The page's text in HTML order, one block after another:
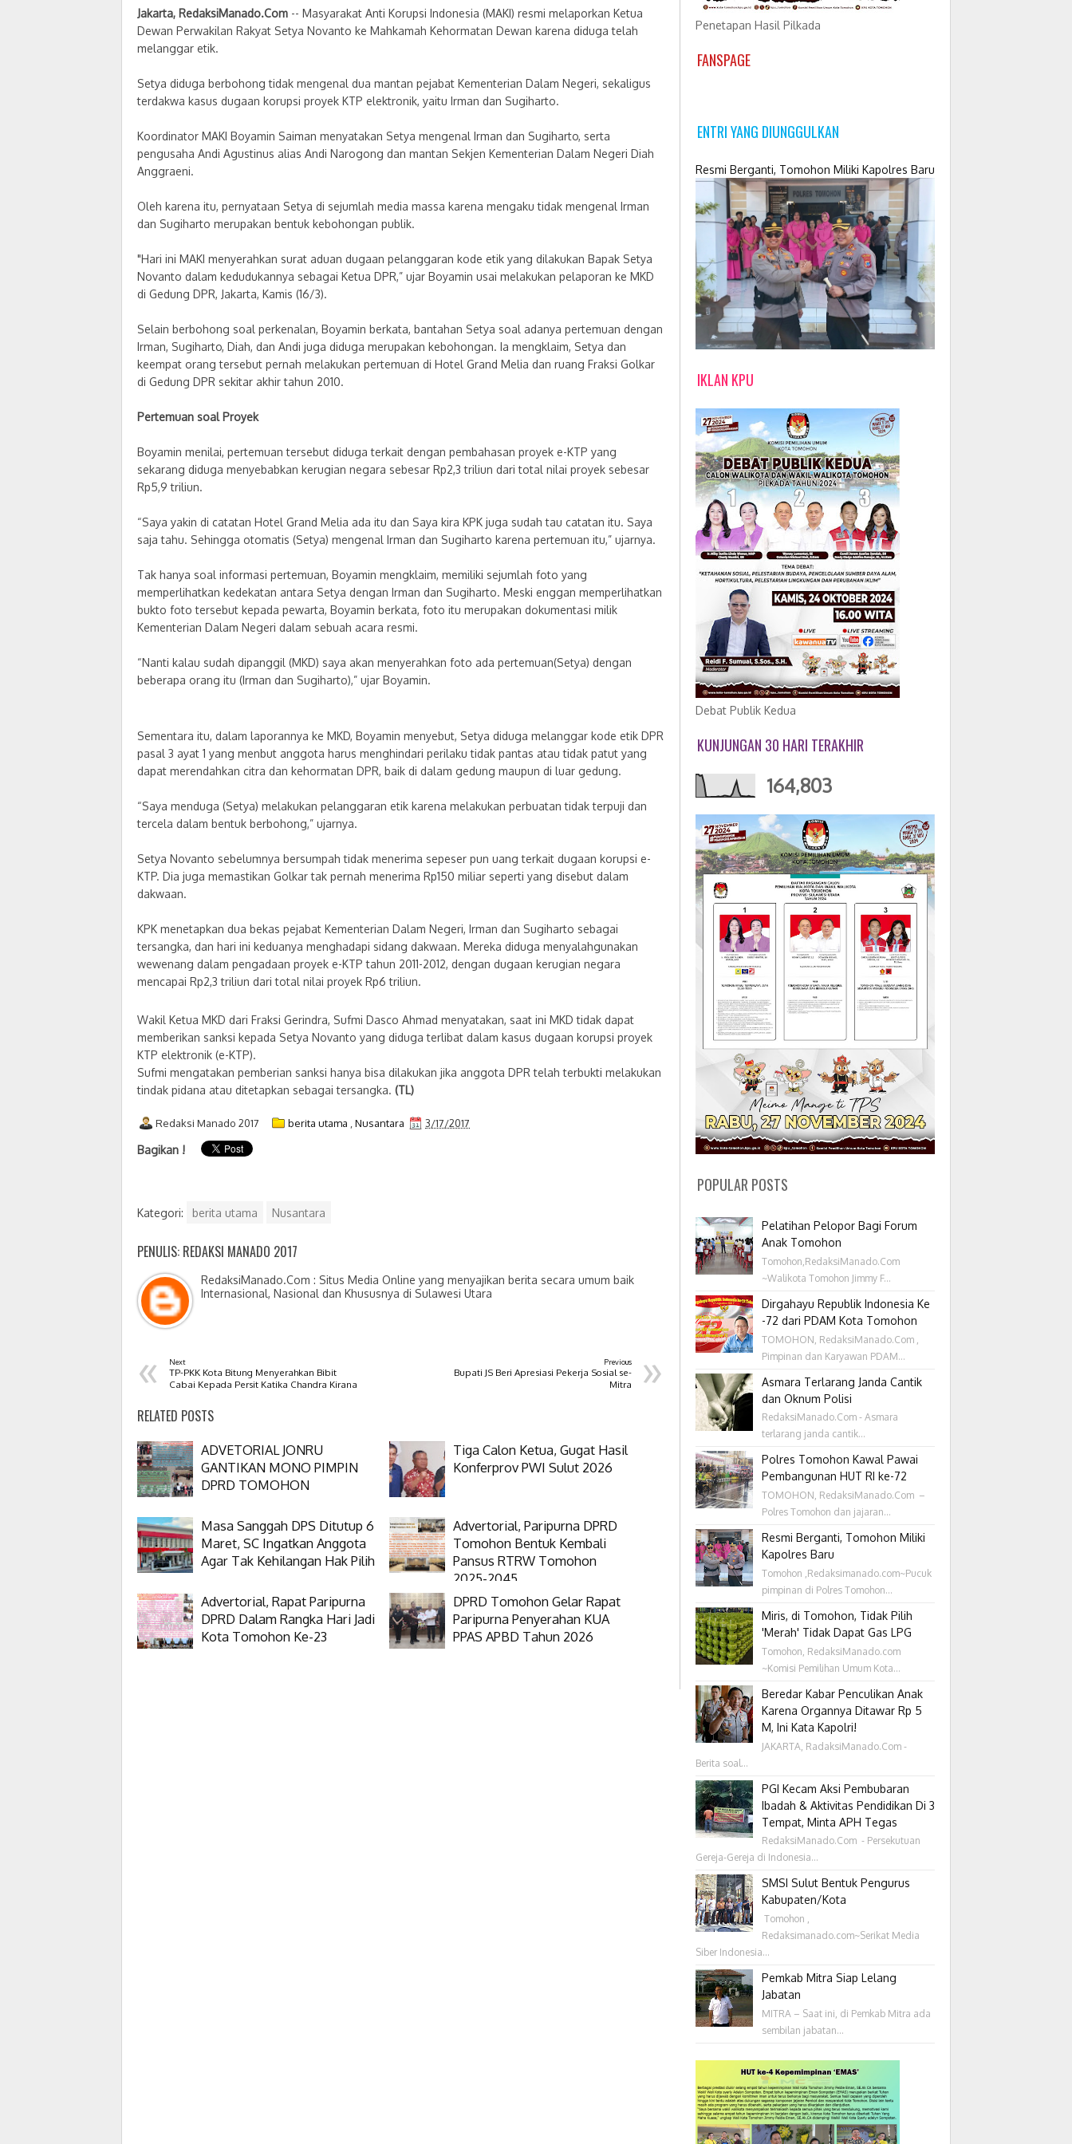
Jakarta, RedaksiManado.Com -- Masyarakat Anti Korupsi Indonesia (MAKI) resmi melaporkan Ketua
Dewan Perwakilan Rakyat Setya Novanto ke Mahkamah Kehormatan Dewan karena diduga telah
melanggar etik.
Setya diduga berbohong tidak mengenal dua mantan pejabat Kementerian Dalam Negeri, sekaligus
terdakwa kasus dugaan korupsi proyek KTP elektronik, yaitu Irman dan Sugiharto.
Koordinator MAKI Boyamin Saiman menyatakan Setya mengenal Irman dan Sugiharto, serta
pengusaha Andi Agustinus alias Andi Narogong dan mantan Sekjen Kementerian Dalam Negeri Diah
Anggraeni.
Oleh karena itu, pernyataan Setya di sejumlah media massa karena mengaku tidak mengenal Irman
dan Sugiharto merupakan bentuk kebohongan publik.
"Hari ini MAKI menyerahkan surat aduan dugaan pelanggaran kode etik yang dilakukan Bapak Setya
Novanto dalam kedudukannya sebagai Ketua DPR,” ujar Boyamin usai melakukan pelaporan ke MKD
di Gedung DPR, Jakarta, Kamis (16/3).
Selain berbohong soal perkenalan, Boyamin berkata, bantahan Setya soal adanya pertemuan dengan
Irman, Sugiharto, Diah, dan Andi juga diduga merupakan kebohongan. Ia mengklaim, Setya dan
keempat orang tersebut pernah melakukan pertemuan di Hotel Grand Melia dan ruang Fraksi Golkar
di Gedung DPR sekitar akhir tahun 2010.
Pertemuan soal Proyek
Boyamin menilai, pertemuan tersebut diduga terkait dengan pembahasan proyek e-KTP yang
sekarang diduga menyebabkan kerugian negara sebesar Rp2,3 triliun dari total nilai proyek sebesar
Rp5,9 triliun.
“Saya yakin di catatan Hotel Grand Melia ada itu dan Saya kira KPK juga sudah tau catatan itu. Saya
saja tahu. Sehingga otomatis (Setya) mengenal Irman dan Sugiharto karena pertemuan itu,” ujarnya.
Tak hanya soal informasi pertemuan, Boyamin mengklaim, memiliki sejumlah foto yang
memperlihatkan kedekatan antara Setya dengan Irman dan Sugiharto. Meski enggan memperlihatkan
bukto foto tersebut kepada pewarta, Boyamin berkata, foto itu merupakan dokumentasi milik
Kementerian Dalam Negeri dalam sebuah acara resmi.
“Nanti kalau sudah dipanggil (MKD) saya akan menyerahkan foto ada pertemuan(Setya) dengan
beberapa orang itu (Irman dan Sugiharto),” ujar Boyamin.
Sementara itu, dalam laporannya ke MKD, Boyamin menyebut, Setya diduga melanggar kode etik DPR
pasal 3 ayat 1 yang menbut anggota harus menghindari perilaku tidak pantas atau tidak patut yang
dapat merendahkan citra dan kehormatan DPR, baik di dalam gedung maupun di luar gedung.
“Saya menduga (Setya) melakukan pelanggaran etik karena melakukan perbuatan tidak terpuji dan
tercela dalam bentuk berbohong,” ujarnya.
Setya Novanto sebelumnya bersumpah tidak menerima sepeser pun uang terkait dugaan korupsi e-
KTP. Dia juga memastikan Golkar tak pernah menerima Rp150 miliar seperti yang disebut dalam
dakwaan.
KPK menetapkan dua bekas pejabat Kementerian Dalam Negeri, Irman dan Sugiharto sebagai
tersangka, dan hari ini keduanya menghadapi sidang dakwaan. Mereka diduga menyalahgunakan
wewenang dalam pengadaan proyek e-KTP tahun 2011-2012, dengan dugaan kerugian negara
mencapai Rp2,3 triliun dari total nilai proyek Rp6 triliun.
Wakil Ketua MKD dari Fraksi Gerindra, Sufmi Dasco Ahmad menyatakan, saat ini MKD tidak dapat
memberikan sanksi kepada Setya Novanto yang diduga terlibat dalam kasus dugaan korupsi proyek
KTP elektronik (e-KTP).
Sufmi mengatakan pemberian sanksi hanya bisa dilakukan jika anggota DPR telah terbukti melakukan
tindak pidana atau ditetapkan sebagai tersangka. (TL)
Redaksi Manado 2017 berita utama ,Nusantara 3/17/2017
Bagikan !
Kategori: berita utama Nusantara
PENULIS: REDAKSI MANADO 2017
RedaksiManado.Com : Situs Media Online yang menyajikan berita secara umum baik
Internasional, Nasional dan Khususnya di Sulawesi Utara
« Next
TP-PKK Kota Bitung Menyerahkan Bibit
Cabai Kepada Persit Katika Chandra Kirana
»
Previous
Bupati JS Beri Apresiasi Pekerja Sosial se-
Mitra
RELATED POSTS
ADVETORIAL JONRU
GANTIKAN MONO PIMPIN
DPRD TOMOHON
Tiga Calon Ketua, Gugat Hasil
Konferprov PWI Sulut 2026
Masa Sanggah DPS Ditutup 6
Maret, SC Ingatkan Anggota
Agar Tak Kehilangan Hak Pilih
Advertorial, Paripurna DPRD
Tomohon Bentuk Kembali
Pansus RTRW Tomohon
2025-2045
Advertorial, Rapat Paripurna
DPRD Dalam Rangka Hari Jadi
Kota Tomohon Ke-23
DPRD Tomohon Gelar Rapat
Paripurna Penyerahan KUA
PPAS APBD Tahun 2026
Penetapan Hasil Pilkada
FANSPAGE
ENTRI YANG DIUNGGULKAN
Resmi Berganti, Tomohon Miliki Kapolres Baru
IKLAN KPU
Debat Publik Kedua
KUNJUNGAN 30 HARI TERAKHIR
164,803
POPULAR POSTS
Pelatihan Pelopor Bagi Forum
Anak Tomohon
Tomohon,RedaksiManado.Com
~Walikota Tomohon Jimmy F...
Dirgahayu Republik Indonesia Ke
-72 dari PDAM Kota Tomohon
TOMOHON, RedaksiManado.Com ,
Pimpinan dan Karyawan PDAM...
Asmara Terlarang Janda Cantik
dan Oknum Polisi
RedaksiManado.Com - Asmara
terlarang janda cantik...
Polres Tomohon Kawal Pawai
Pembangunan HUT RI ke-72
TOMOHON, RedaksiManado.Com –
Polres Tomohon dan jajaran...
Resmi Berganti, Tomohon Miliki
Kapolres Baru
Tomohon ,Redaksimanado.com~Pucuk
pimpinan di Polres Tomohon...
Miris, di Tomohon, Tidak Pilih
'Merah' Tidak Dapat Gas LPG
Tomohon, RedaksiManado.com
~Komisi Pemilihan Umum Kota...
Beredar Kabar Penculikan Anak
Karena Organnya Ditawar Rp 5
M, Ini Kata Kapolri!
JAKARTA, RadaksiManado.Com -
Berita soal...
PGI Kecam Aksi Pembubaran
Ibadah & Aktivitas Pendidikan Di 3
Tempat, Minta APH Tegas
RedaksiManado.Com - Persekutuan
Gereja-Gereja di Indonesia...
SMSI Sulut Bentuk Pengurus
Kabupaten/Kota
‎ Tomohon ,
Redaksimanado.com~Serikat Media
Siber Indonesia...
Pemkab Mitra Siap Lelang
Jabatan
MITRA – Saat ini, di Pemkab Mitra ada
sembilan jabatan...